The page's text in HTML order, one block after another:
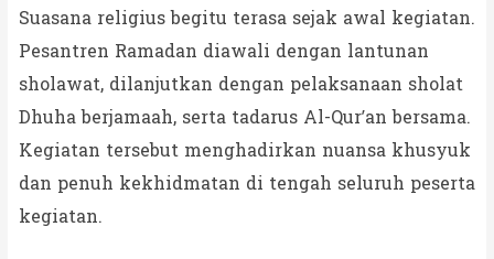
Suasana religius begitu terasa sejak awal kegiatan.
Pesantren Ramadan diawali dengan lantunan
sholawat, dilanjutkan dengan pelaksanaan sholat
Dhuha berjamaah, serta tadarus Al-Qur’an bersama.
Kegiatan tersebut menghadirkan nuansa khusyuk
dan penuh kekhidmatan di tengah seluruh peserta
kegiatan.